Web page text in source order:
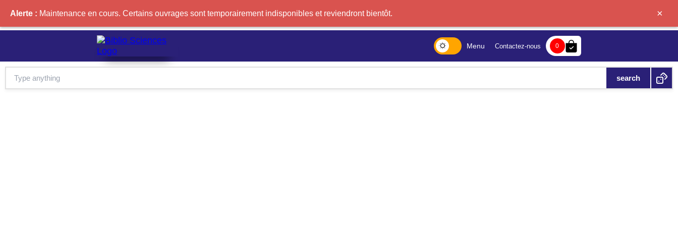
Menu Contactez-nous 0 bag-check
Alerte : Maintenance en cours. Certains ouvrages sont temporairement indisponibles et reviendront bientôt. ×